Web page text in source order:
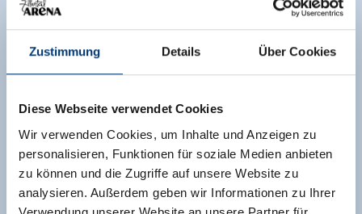
Zustimmung Details Über Cookies
Diese Webseite verwendet Cookies
Wir verwenden Cookies, um Inhalte und Anzeigen zu
personalisieren, Funktionen für soziale Medien anbieten
zu können und die Zugriffe auf unsere Website zu
analysieren. Außerdem geben wir Informationen zu Ihrer
Zimmergröße: 100 m² |Belegung:
2 - 6
Personen |Schlafzimmer:3
schöne Ferienwohnung - ca. 100m2 mit
südseitigem Balkon (gerade neu renoviert)
am Gerlosberg – in ruhiger Lage am Waldrand
ca. 10 Minuten oberhalb von Zell am Ziller
direkte Skibushaltestelle vor dem Haus
Küche mit Kochfeld, Spülmaschine, Geschirr,